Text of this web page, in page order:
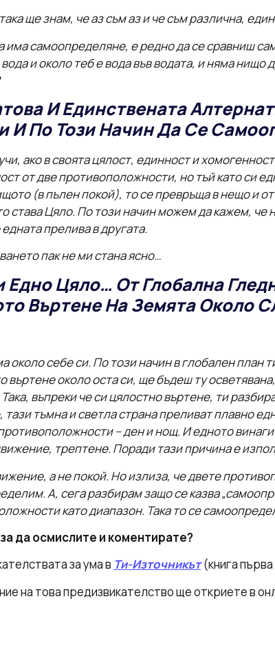
ще знам, че аз съм аз и че съм различна,
самоопределяне, е редно да се сравниш
и около теб е вода във водата, и няма нищо
И Единствената
И По Този Начин Да Се
ако в своята цялост, единност и
от две противоположности, но тъй като си
(в пълен покой), то се превръща в нещо и
става Цяло. По този начин можем да кажем, че
прелива в другата.
пак не ми стана ясно…
Едно Цяло… От Глобална
Въртене На Земята Около
около себе си. По този начин в глобален план
въртене около оста си, ще бъдеш ту
въпреки че си цялостно въртене, ти
тъмна и светла страна преливат плавно
– ден и нощ. И едното
трептене. Поради тази причина е
а не покой. Но излиза, че двете
А, сега разбирам защо се казва
като диапазон. Така то се
да осмислите и коментирате?
за ума в Ти-Източникът(книга
на това предизвикателство ще откриете в